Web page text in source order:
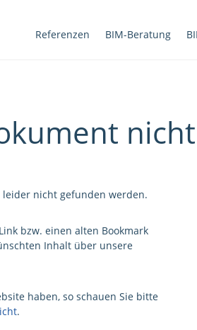
Referenzen BIM-Beratung
nicht gefunden werden.
bzw. einen alten Bookmark
Inhalt über unsere
haben, so schauen Sie bitte
.